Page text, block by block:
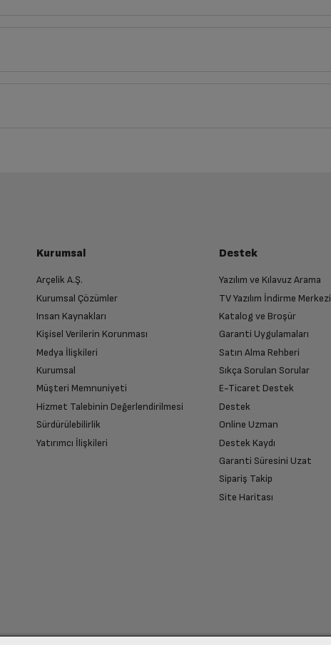
2266 x 1488
Ürünü Yetkili Servise Teslim Edin
Ürünü eksiksiz ve hasarsız olarak faturası ile birlikte yetkili servise teslim edin.
İade Talebiniz Onaylansın
Yetkili servis gerekli kontrolleri sağladıktan sonra İade süreciniz tamamlanacaktır.
Kurumsal
Arçelik A.Ş.
Kurumsal Çözümler
Insan Kaynakları
Kişisel Verilerin Korunması
Medya İlişkileri
Kurumsal
Müşteri Memnuniyeti
Hizmet Talebinin Değerlendirilmesi
Sürdürülebilirlik
Yatırımcı İlişkileri
Destek
Yazılım ve Kılavuz Arama
TV Yazılım İndirme Merkezi
Katalog ve Broşür
Garanti Uygulamaları
Satın Alma Rehberi
Sıkça Sorulan Sorular
E-Ticaret Destek
Destek
Online Uzman
Destek Kaydı
Garanti Süresini Uzat
Sipariş Takip
Site Haritası